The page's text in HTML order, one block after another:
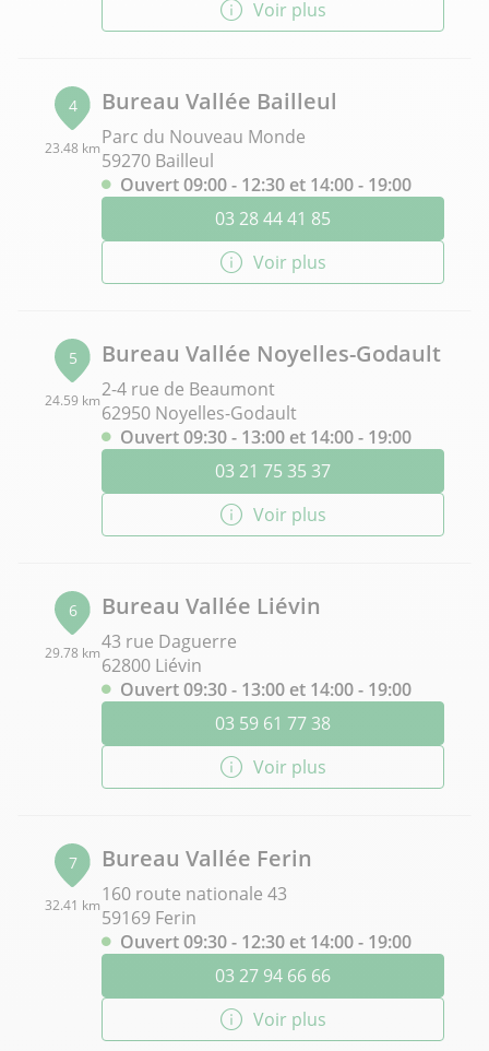
Voir plus
4
23.48 km
Bureau Vallée Bailleul
Parc du Nouveau Monde
59270 Bailleul
Ouvert 09:00 - 12:30 et 14:00 - 19:00
03 28 44 41 85
Voir plus
5
24.59 km
Bureau Vallée Noyelles-Godault
2-4 rue de Beaumont
62950 Noyelles-Godault
Ouvert 09:30 - 13:00 et 14:00 - 19:00
03 21 75 35 37
Voir plus
6
29.78 km
Bureau Vallée Liévin
43 rue Daguerre
62800 Liévin
Ouvert 09:30 - 13:00 et 14:00 - 19:00
03 59 61 77 38
Voir plus
7
32.41 km
Bureau Vallée Ferin
160 route nationale 43
59169 Ferin
Ouvert 09:30 - 12:30 et 14:00 - 19:00
03 27 94 66 66
Voir plus